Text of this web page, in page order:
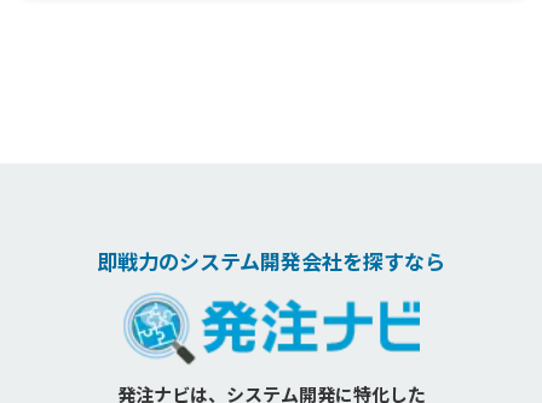
即戦力のシステム開発会社を探すなら
発注ナビは、システム開発に特化した